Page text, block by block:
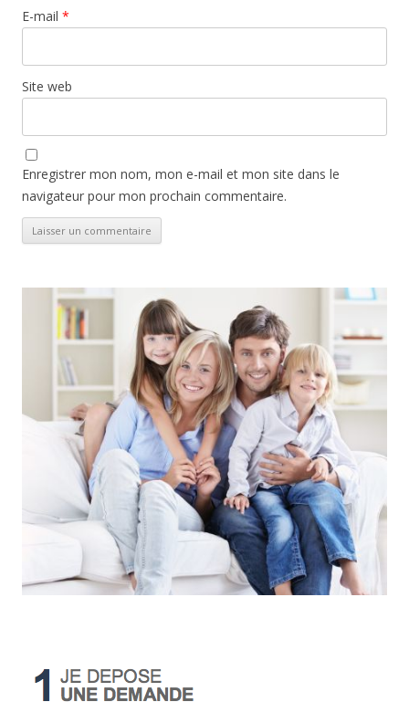
E-mail *
Site web
Enregistrer mon nom, mon e-mail et mon site dans le
navigateur pour mon prochain commentaire.